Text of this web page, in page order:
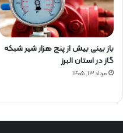
باز بینی بیش از پنج هزار شیر شبکه
گاز در استان البرز
مرداد ۱۳, ۱۴۰۵